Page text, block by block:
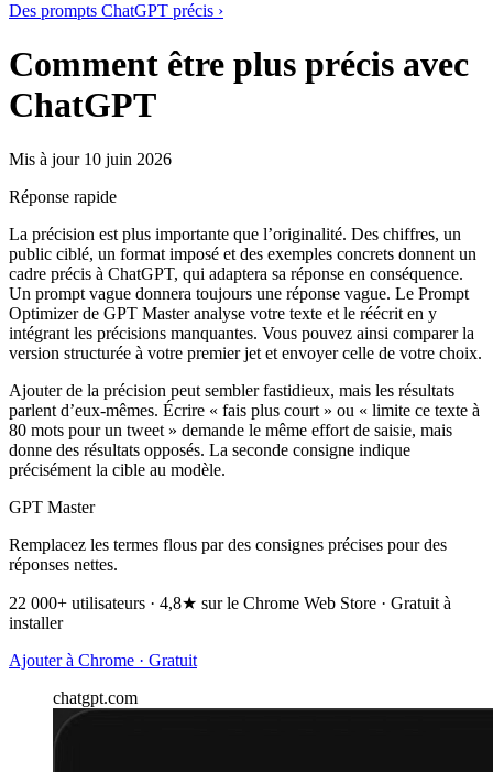
Des prompts ChatGPT précis ›
Comment être plus précis avec
ChatGPT
Mis à jour 10 juin 2026
Réponse rapide
La précision est plus importante que l’originalité. Des chiffres, un
public ciblé, un format imposé et des exemples concrets donnent un
cadre précis à ChatGPT, qui adaptera sa réponse en conséquence.
Un prompt vague donnera toujours une réponse vague. Le Prompt
Optimizer de GPT Master analyse votre texte et le réécrit en y
intégrant les précisions manquantes. Vous pouvez ainsi comparer la
version structurée à votre premier jet et envoyer celle de votre choix.
Ajouter de la précision peut sembler fastidieux, mais les résultats
parlent d’eux-mêmes. Écrire « fais plus court » ou « limite ce texte à
80 mots pour un tweet » demande le même effort de saisie, mais
donne des résultats opposés. La seconde consigne indique
précisément la cible au modèle.
GPT Master
Remplacez les termes flous par des consignes précises pour des
réponses nettes.
22 000+ utilisateurs · 4,8★ sur le Chrome Web Store · Gratuit à
installer
Ajouter à Chrome · Gratuit
chatgpt.com